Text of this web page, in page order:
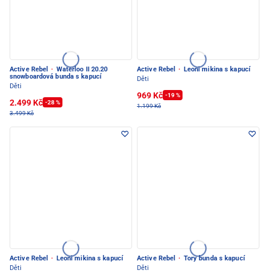
Active Rebel · Waterloo II 20.20
snowboardová bunda s kapucí
Děti
2.499 Kč -28 %
3.499 Kč
Active Rebel ·
Leoni mikina s kapucí
Děti
969 Kč -19 %
1.199 Kč
Active Rebel ·
Leoni mikina s kapucí
Děti
Active Rebel · Tory bunda s kapucí
Děti